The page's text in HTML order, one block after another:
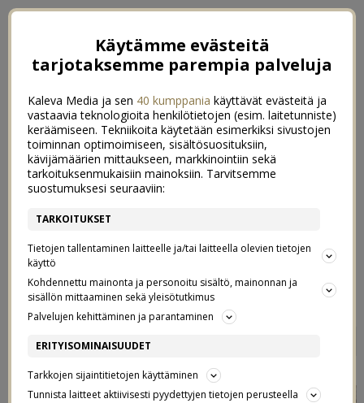
MITÄS MULLE
Käytämme evästeitä
tarjotaksemme parempia palveluja
Kaleva Media ja sen 40 kumppania käyttävät evästeitä ja
vastaavia teknologioita henkilötietojen (esim. laitetunniste)
keräämiseen. Tekniikoita käytetään esimerkiksi sivustojen
toiminnan optimoimiseen, sisältösuosituksiin,
kävijämäärien mittaukseen, markkinointiin sekä
tarkoituksenmukaisiin mainoksiin. Tarvitsemme
suostumuksesi seuraaviin:
TARKOITUKSET
Tietojen tallentaminen laitteelle ja/tai laitteella olevien tietojen
käyttö
Kohdennettu mainonta ja personoitu sisältö, mainonnan ja
sisällön mittaaminen sekä yleisötutkimus
Palvelujen kehittäminen ja parantaminen
ERITYISOMINAISUUDET
Tarkkojen sijaintitietojen käyttäminen
Tunnista laitteet aktiivisesti pyydettyjen tietojen perusteella